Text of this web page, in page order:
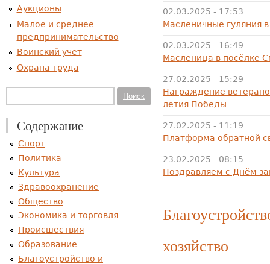
02.03.2025 - 17:53
Масленичные гуляния
02.03.2025 - 16:49
Масленица в посёлке
27.02.2025 - 15:29
Награждение
летия Победы
27.02.2025 - 11:19
Платформа обратной
23.02.2025 - 08:15
Поздравляем с Днём
хозяйство
Аукционы
Малое и среднее
предпринимательство
Воинский учет
Охрана труда
Поиск
Содержание
Спорт
Политика
Культура
Здравоохранение
Общество
Экономика и торговля
Происшествия
Образование
Благоустройство и